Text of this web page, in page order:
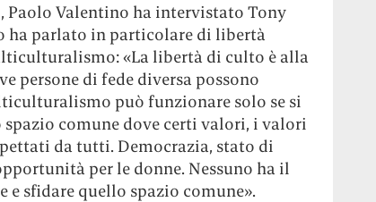
Valentino ha intervistato Tony
ha parlato in particolare di libertà
«La libertà di culto è alla
persone di fede diversa possono
può funzionare solo se si
spazio comune dove certi valori, i valori
da tutti. Democrazia, stato di
per le donne. Nessuno ha il
e sfidare quello spazio comune».